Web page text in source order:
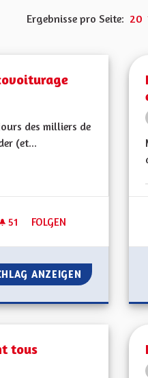
Ergebnisse pro Seite: 20
des milliers de
(et...
51 51 FOLLOWER
FOLGEN
TRANSPORT :
ANZEIGEN TRANSPORT
tous